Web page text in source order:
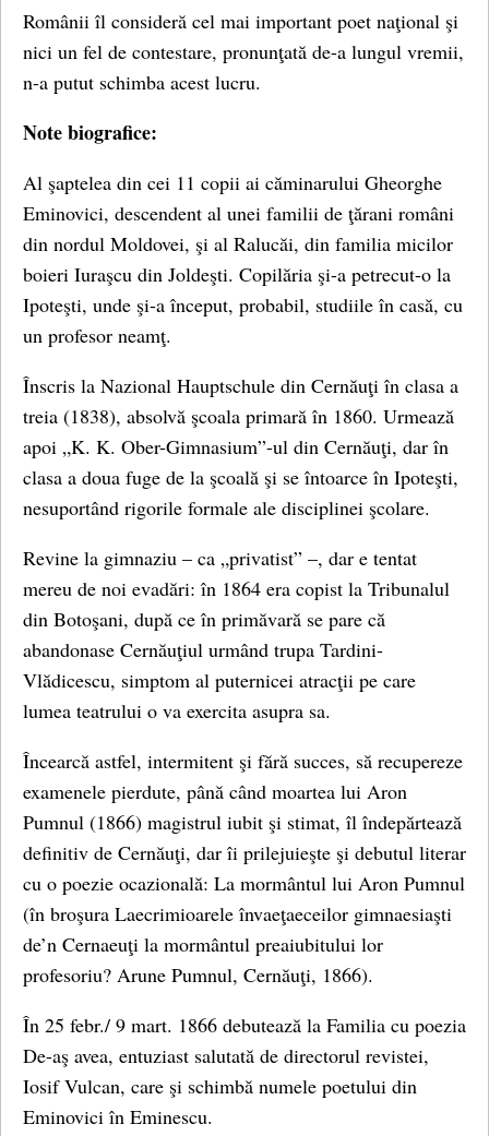
Românii îl consideră cel mai important poet naţional şi
nici un fel de contestare, pronunţată de-a lungul vremii,
n-a putut schimba acest lucru.
Note biografice:
Al şaptelea din cei 11 copii ai căminarului Gheorghe
Eminovici, descendent al unei familii de ţărani români
din nordul Moldovei, şi al Ralucăi, din familia micilor
boieri Iuraşcu din Joldeşti. Copilăria şi-a petrecut-o la
Ipoteşti, unde şi-a început, probabil, studiile în casă, cu
un profesor neamţ.
Înscris la Nazional Hauptschule din Cernăuţi în clasa a
treia (1838), absolvă şcoala primară în 1860. Urmează
apoi „K. K. Ober-Gimnasium”-ul din Cernăuţi, dar în
clasa a doua fuge de la şcoală şi se întoarce în Ipoteşti,
nesuportând rigorile formale ale disciplinei şcolare.
Revine la gimnaziu – ca „privatist” –, dar e tentat
mereu de noi evadări: în 1864 era copist la Tribunalul
din Botoşani, după ce în primăvară se pare că
abandonase Cernăuţiul urmând trupa Tardini-
Vlădicescu, simptom al puternicei atracţii pe care
lumea teatrului o va exercita asupra sa.
Încearcă astfel, intermitent şi fără succes, să recupereze
examenele pierdute, până când moartea lui Aron
Pumnul (1866) magistrul iubit şi stimat, îl îndepărtează
definitiv de Cernăuţi, dar îi prilejuieşte şi debutul literar
cu o poezie ocazională: La mormântul lui Aron Pumnul
(în broşura Laecrimioarele învaeţaeceilor gimnaesiaşti
de’n Cernaeuţi la mormântul preaiubitului lor
profesoriu? Arune Pumnul, Cernăuţi, 1866).
În 25 febr./ 9 mart. 1866 debutează la Familia cu poezia
De-aş avea, entuziast salutată de directorul revistei,
Iosif Vulcan, care şi schimbă numele poetului din
Eminovici în Eminescu.